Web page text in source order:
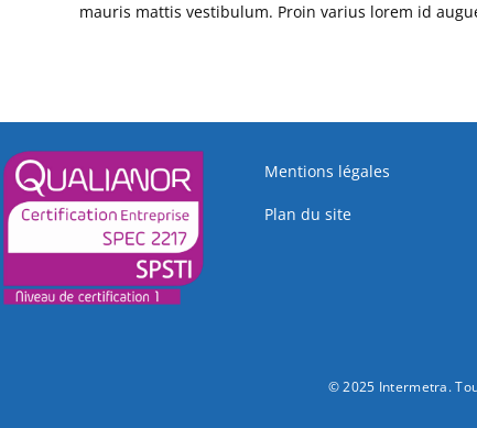
mauris mattis vestibulum. Proin varius lorem id
Mentions légales
Plan du site
© 2025 Intermetra.